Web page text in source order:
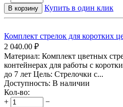
В корзину Купить в один клик
Комплект стрелок для коротких
2 040.00 ₽
Материал: Комплект цветных
контейнерах для работы с
до 7 лет Цель: Стрелочки с...
Доступность: В наличии
Кол-во:
+
−